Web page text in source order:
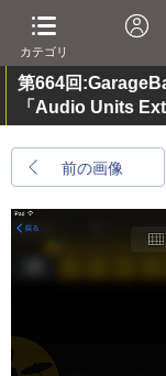
カテゴリ
第664回
「Audio Units
前の画像